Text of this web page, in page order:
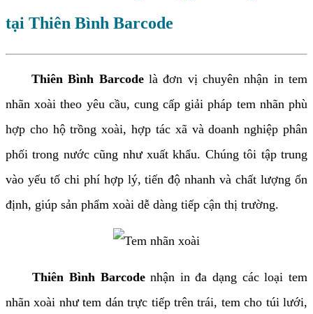
tại Thiên Bình Barcode
Thiên Bình Barcodelà đơn vị chuyên nhận in tem
nhãn xoài theo yêu cầu, cung cấp giải pháp tem nhãn phù
hợp cho hộ trồng xoài, hợp tác xã và doanh nghiệp phân
phối trong nước cũng như xuất khẩu. Chúng tôi tập trung
vào yếu tố chi phí hợp lý, tiến độ nhanh và chất lượng ổn
định, giúp sản phẩm xoài dễ dàng tiếp cận thị trường.
Thiên Bình Barcodenhận in đa dạng các loại tem
nhãn xoài như tem dán trực tiếp trên trái, tem cho túi lưới,